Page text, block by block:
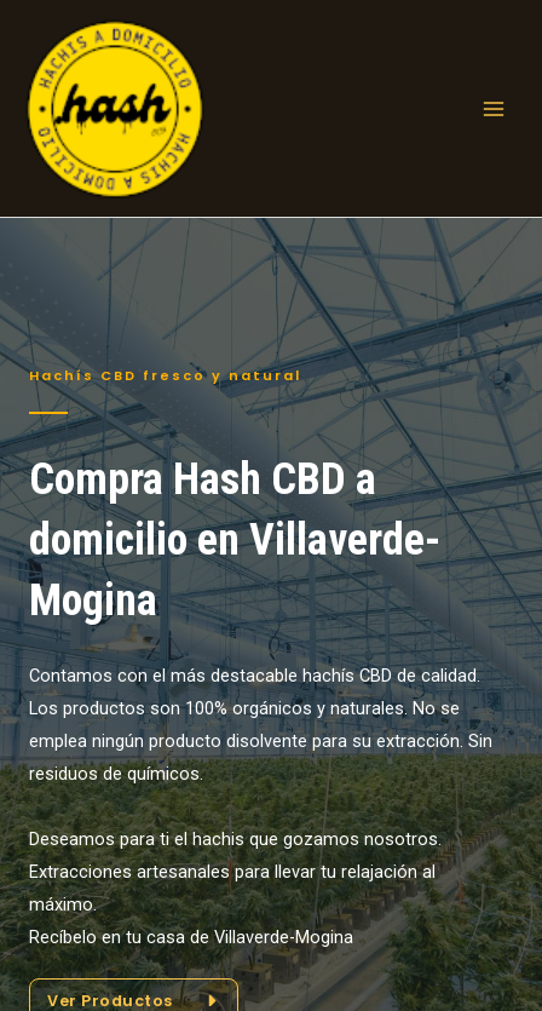
contenido
Hachís CBD fresco y natural
Compra Hash CBD a
domicilio en Villaverde-
Mogina
Contamos con el más destacable hachís CBD de calidad.
Los productos son 100% orgánicos y naturales. No se
emplea ningún producto disolvente para su extracción. Sin
residuos de químicos.
Deseamos para ti el hachis que gozamos nosotros.
Extracciones artesanales para llevar tu relajación al
máximo.
Recíbelo en tu casa de Villaverde-Mogina
Ver Productos